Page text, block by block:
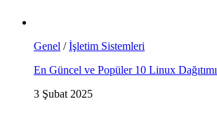
Genel /İşletim Sistemleri
En Güncel ve Popüler 10 Linux Dağıtımı
3 Şubat 2025